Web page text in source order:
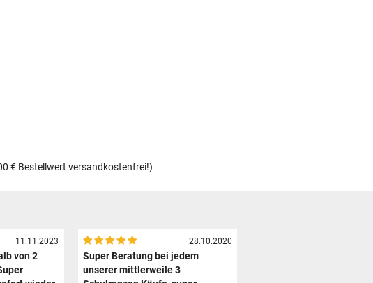
€ Bestellwert versandkostenfrei!)
11.11.2023
von 2
28.10.2020
Super Beratung bei jedem
unserer mittlerweile 3